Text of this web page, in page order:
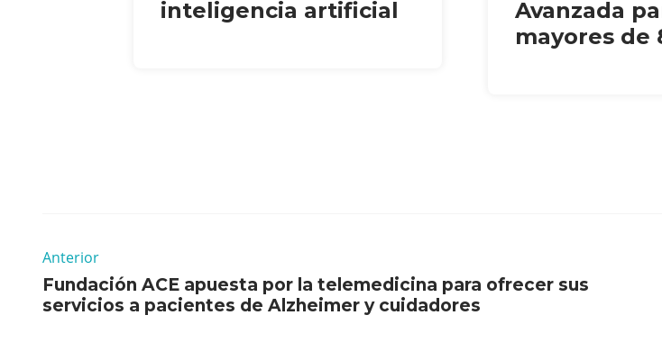
inteligencia artificial
Avanzada
mayores de
Anterior
Fundación ACE apuesta por la telemedicina para ofrecer sus
servicios a pacientes de Alzheimer y cuidadores